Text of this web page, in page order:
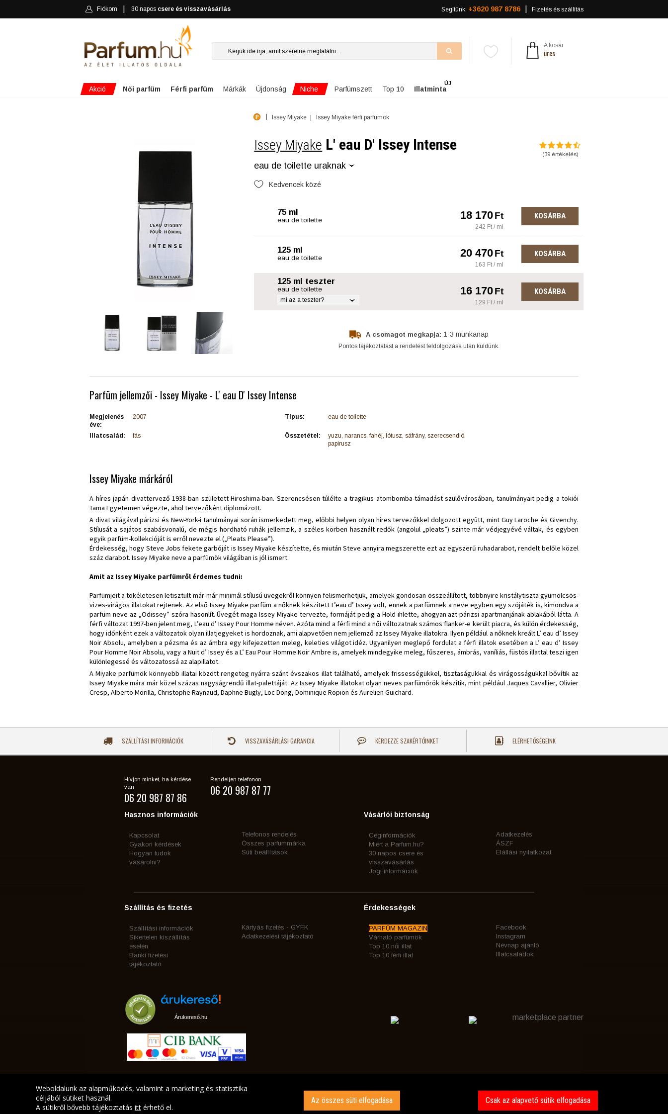
Fiókom 30 napos csere és visszavásárlás Segítünk: +3620 987 8786 Fizetés és szállítás
A kosár
üres
Akció Női parfüm Férfi parfüm Márkák Újdonság Niche Parfümszett Top 10 Illatminta
ÚJ
Issey Miyake Issey Miyake férfi parfümök
Issey Miyake L' eau D' Issey Intense
eau de toilette uraknak
Kedvencek közé
(39értékelés)
75 ml
eau de toilette 18 170Ft
242 Ft / ml
KOSÁRBA
125 ml
eau de toilette 20 470Ft
163 Ft / ml
KOSÁRBA
125 ml teszter
eau de toilette
mi az a teszter?
16 170Ft
129 Ft / ml
KOSÁRBA
A csomagot megkapja: 1-3 munkanap
Pontos tájékoztatást a rendelést feldolgozása után küldünk.
Parfüm jellemzői - Issey Miyake - L' eau D' Issey Intense
Megjelenés
éve:
2007 Típus: eau de toilette
Illatcsalád: fás Összetétel:
yuzu, narancs, fahéj, lótusz, sáfrány, szerecsendió,
papirusz
Issey Miyake márkáról
A híres japán divattervező 1938-ban született Hiroshima-ban. Szerencsésen túlélte a tragikus atombomba-támadást szülővárosában, tanulmányait pedig a tokiói
Tama Egyetemen végezte, ahol tervezőként diplomázott.
A divat világával párizsi és New-York-i tanulmányai során ismerkedett meg, előbbi helyen olyan híres tervezőkkel dolgozott együtt, mint Guy Laroche és Givenchy.
Stílusát a sajátos szabásvonalú, de mégis hordható ruhák jellemzik, a széles körben használt redők (angolul „pleats”) szinte már védjegyévé váltak, és egyben
egyik parfüm-kollekcióját is erről nevezte el („Pleats Please”).
Érdekesség, hogy Steve Jobs fekete garbóját is Issey Miyake készítette, és miután Steve annyira megszerette ezt az egyszerű ruhadarabot, rendelt belőle közel
száz darabot. Issey Miyake neve a parfümök világában is jól ismert.
Amit az Issey Miyake parfümről érdemes tudni:
Parfümjeit a tökéletesen letisztult már-már minimál stílusú üvegekről könnyen felismerhetjük, amelyek gondosan összeállított, többnyire kristálytiszta gyümölcsös-
vizes-virágos illatokat rejtenek. Az első Issey Miyake parfüm a nőknek készített L’eau d’ Issey volt, ennek a parfümnek a neve egyben egy szójáték is, kimondva a
parfüm neve az „Odissey” szóra hasonlít. Üvegét maga Issey Miyake tervezte, formáját pedig a Hold ihlette, ahogyan azt párizsi apartmanjának ablakából látta. A
férfi változat 1997-ben jelent meg, L’eau d’ Issey Pour Homme néven. Azóta mind a férfi mind a női változatnak számos flanker-e került piacra, és külön érdekesség,
hogy időnként ezek a változatok olyan illatjegyeket is hordoznak, ami alapvetően nem jellemző az Issey Miyake illatokra. Ilyen például a nőknek kreált L’ eau d’ Issey
Noir Absolu, amelyben a pézsma és az ámbra egy kifejezetten meleg, keleties világot idéz. Ugyanilyen meglepő fordulat a férfi illatok esetében a L’ eau d’ Issey
Pour Homme Noir Absolu, vagy a Nuit d’ Issey és a L’ Eau Pour Homme Noir Ambre is, amelyek mindegyike meleg, fűszeres, ámbrás, vaníliás, füstös illattal teszi igen
különlegessé és változatossá az alapillatot.
A Miyake parfümök könnyebb illatai között rengeteg nyárra szánt évszakos illat található, amelyek frissességükkel, tisztaságukkal és virágosságukkal bővítik az
Issey Miyake mára már közel százas nagyságrendű illat-palettáját. Az Issey Miyake illatokat olyan neves parfümőrök készítik, mint például Jaques Cavallier, Olivier
Cresp, Alberto Morilla, Christophe Raynaud, Daphne Bugly, Loc Dong, Dominique Ropion és Aurelien Guichard.
SZÁLLÍTÁSI INFORMÁCIÓK VISSZAVÁSÁRLÁSI GARANCIA KÉRDEZZE SZAKÉRTŐINKET ELÉRHETŐSÉGEINK
Hívjon minket, ha kérdése
van
06 20 987 87 86
Rendeljen telefonon
06 20 987 87 77
Hasznos információk
Kapcsolat
Gyakori kérdések
Hogyan tudok
vásárolni?
Telefonos rendelés
Összes parfummárka
Süti beállítások
Vásárlói biztonság
Céginformációk
Miért a Parfum.hu?
30 napos csere és
visszavásárlás
Jogi információk
Adatkezelés
ÁSZF
Elállási nyilatkozat
Szállítás és fizetés
Szállítási információk
Sikertelen kiszállítás
esetén
Banki fizetési
tájékoztató
Kártyás fizetés - GYFK
Adatkezelési tájékoztató
Érdekességek
PARFÜM MAGAZIN
Várható parfümök
Top 10 női illat
Top 10 férfi illat
Facebook
Instagram
Névnap ajánló
Illatcsaládok
Árukereső.hu marketplace partner
Weboldalunk az alapműködés, valamint a marketing és statisztika
céljából sütiket használ.
A sütikről bővebb tájékoztatás itt érhető el.
Az összes süti elfogadása Csak az alapvető sütik elfogadása